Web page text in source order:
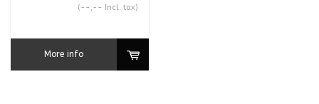
(--,-- Incl. tax)
More info